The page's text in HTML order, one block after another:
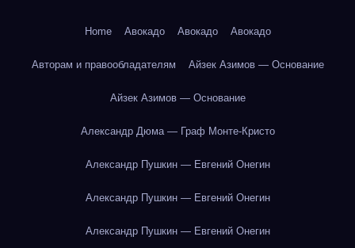
Home Авокадо Авокадо Авокадо
Авторам и правообладателям Айзек Азимов — Основание
Айзек Азимов — Основание
Александр Дюма — Граф Монте-Кристо
Александр Пушкин — Евгений Онегин
Александр Пушкин — Евгений Онегин
Александр Пушкин — Евгений Онегин